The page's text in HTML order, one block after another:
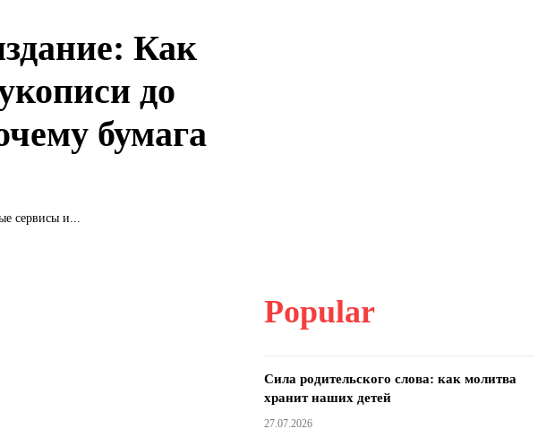
Как
до
бумага
сервисы и...
Popular
Сила родительского слова: как молитва
хранит наших детей
27.07.2026